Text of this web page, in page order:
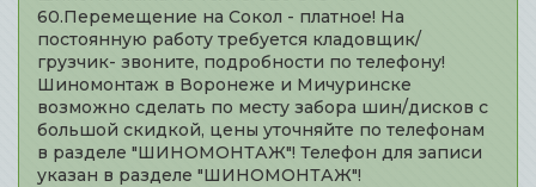
60.Перемещение на Сокол - платное! На
постоянную работу требуется кладовщик/
грузчик- звоните, подробности по телефону!
Шиномонтаж в Воронеже и Мичуринске
возможно сделать по месту забора шин/дисков с
большой скидкой, цены уточняйте по телефонам
в разделе "ШИНОМОНТАЖ"! Телефон для записи
указан в разделе "ШИНОМОНТАЖ"!